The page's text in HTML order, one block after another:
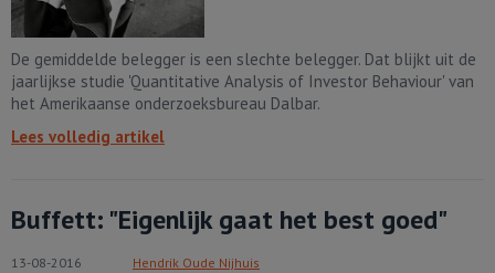
De gemiddelde belegger is een slechte belegger. Dat blijkt uit de
jaarlijkse studie 'Quantitative Analysis of Investor Behaviour' van
het Amerikaanse onderzoeksbureau Dalbar.
Lees volledig artikel
Buffett: "Eigenlijk gaat het best goed"
13-08-2016
Hendrik Oude Nijhuis